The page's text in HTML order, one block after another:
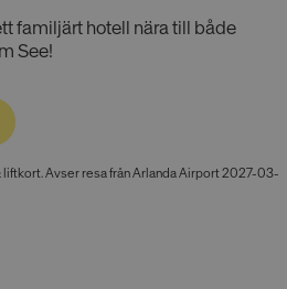
familjärt hotell nära till både
See!
liftkort.Avser resa från Arlanda Airport 2027-03-